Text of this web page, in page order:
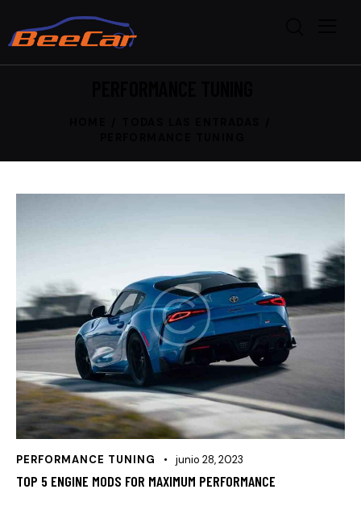
PERFORMANCE TUNING junio 28, 2023
TOP 5 ENGINE MODS FOR MAXIMUM PERFORMANCE